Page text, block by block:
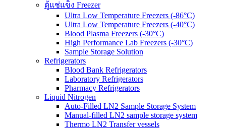
ตู้แช่แข็ง Freezer
Ultra Low Temperature Freezers (-86°C)
Ultra Low Temperature Freezers (-40°C)
Blood Plasma Freezers (-30°C)
High Performance Lab Freezers (-30°C)
Sample Storage Solution
Refrigerators
Blood Bank Refrigerators
Laboratory Refrigerators
Pharmacy Refrigerators
Liquid Nitrogen
Auto-Filled LN2 Sample Storage System
Manual-filled LN2 sample storage system
Thermo LN2 Transfer vessels